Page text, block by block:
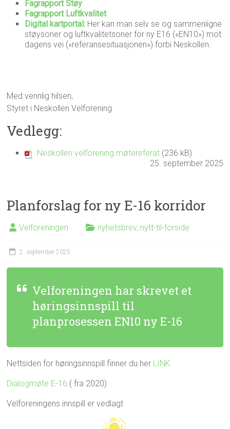
Fagrapport Støy
Fagrapport Luftkvalitet
Digital kartportal: Her kan man selv se og sammenligne
støysoner og luftkvalitetsoner for ny E16 («EN10») mot
dagens vei («referansesituasjonen») forbi Neskollen.
Med vennlig hilsen,
Styret i Neskollen Velforening
Vedlegg:
Neskollen velforening møtereferat (236 kB)
25. september 2025
Planforslag for ny E-16 korridor
Velforeningen nyhetsbrev, nytt-til-forside
2. september 2025
Velforeningen har skrevet et
høringsinnspill til
planprosessen EN10 ny E-16
Nettsiden for høringsinnspill finner du her LINK
Dialogmøte E-16 ( fra 2020)
Velforeningens innspill er vedlagt